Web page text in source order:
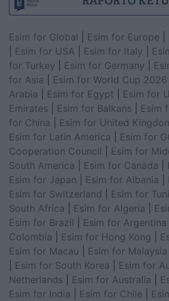
Esim for Global Esim for Europe
Esim for USA Esim for Italy
for Turkey
Esim for Germany
for Asia
Esim for World Cup 2026
Arabia
Esim for Egypt
Esim for
Emirates
Esim for Balkans Esim
for China
Esim for United
Esim for Latin America
Esim for
Cooperation Council
Esim for
South America
Esim for Canada
Esim for Japan
Esim for Albania
Esim for Switzerland
Esim for
South Africa
Esim for Algeria
Esim for Brazil
Esim for Argentina
Colombia
Esim for Hong Kong
Esim for Macau
Esim for Malaysia
Esim for South Korea Esim for
Netherlands
Esim for Australia
Esim for India
Esim for Chile